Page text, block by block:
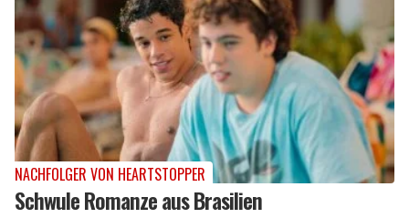
NACHFOLGER VON HEARTSTOPPER
Schwule Romanze aus Brasilien